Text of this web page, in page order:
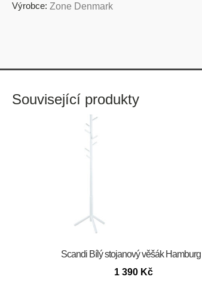
Výrobce: Zone Denmark
Související produkty
Scandi Bílý stojanový věšák Hamburg II
1 390 Kč